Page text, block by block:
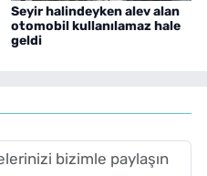
Seyir halindeyken alev alan
otomobil kullanılamaz hale
geldi